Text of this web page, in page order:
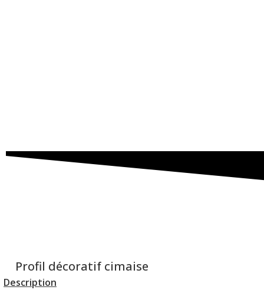
Profil décoratif cimaise
Description